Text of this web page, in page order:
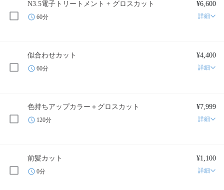
N3.5電子トリートメント + グロスカット ¥6,600
60分 詳細
似合わせカット ¥4,400
60分 詳細
色持ちアップカラー＋グロスカット ¥7,999
120分 詳細
前髪カット ¥1,100
0分 詳細